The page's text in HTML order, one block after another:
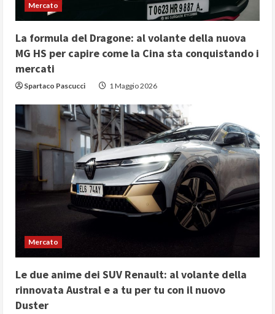
i
n
g
Mercato
La formula del Dragone: al volante della nuova
MG HS per capire come la Cina sta conquistando i
mercati
Spartaco Pascucci 1 Maggio 2026
Mercato
Le due anime dei SUV Renault: al volante della
rinnovata Austral e a tu per tu con il nuovo
Duster